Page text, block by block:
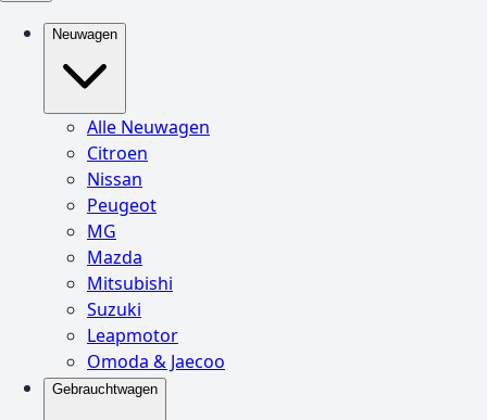
Neuwagen
Alle Neuwagen
Citroen
Nissan
Peugeot
MG
Mazda
Mitsubishi
Suzuki
Leapmotor
Omoda & Jaecoo
Gebrauchtwagen